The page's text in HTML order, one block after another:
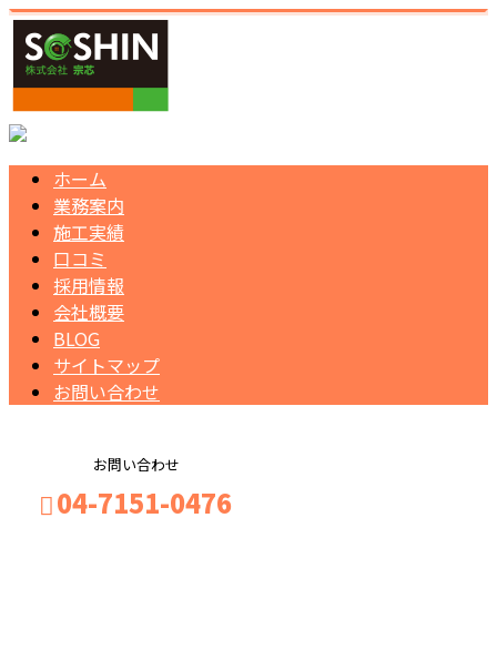
ホーム
業務案内
施工実績
口コミ
採用情報
会社概要
BLOG
サイトマップ
お問い合わせ
お問い合わせ
04-7151-0476